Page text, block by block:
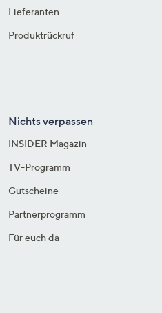
Lieferanten
Produktrückruf
Nichts verpassen
INSIDER Magazin
TV-Programm
Gutscheine
Partnerprogramm
Für euch da